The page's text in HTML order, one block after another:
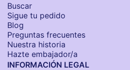
Buscar
Sigue tu pedido
Blog
Preguntas frecuentes
Nuestra historia
Hazte embajador/a
INFORMACIÓN LEGAL